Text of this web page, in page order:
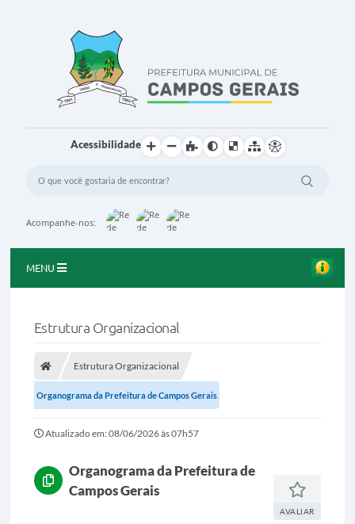
Acessibilidade
Acompanhe-nos:
MENU
Portal da Transparência
Mais
Estrutura Organizacional
Estrutura Organizacional
Organograma da Prefeitura de Campos Gerais
Atualizado em: 08/06/2026 às 07h57
Organograma da Prefeitura de
Campos Gerais
AVALIAR